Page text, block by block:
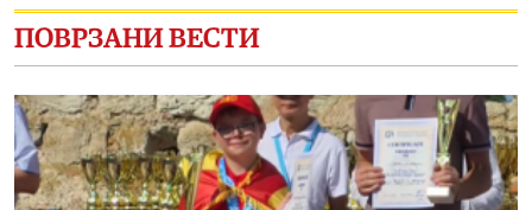
ПОВРЗАНИ ВЕСТИ